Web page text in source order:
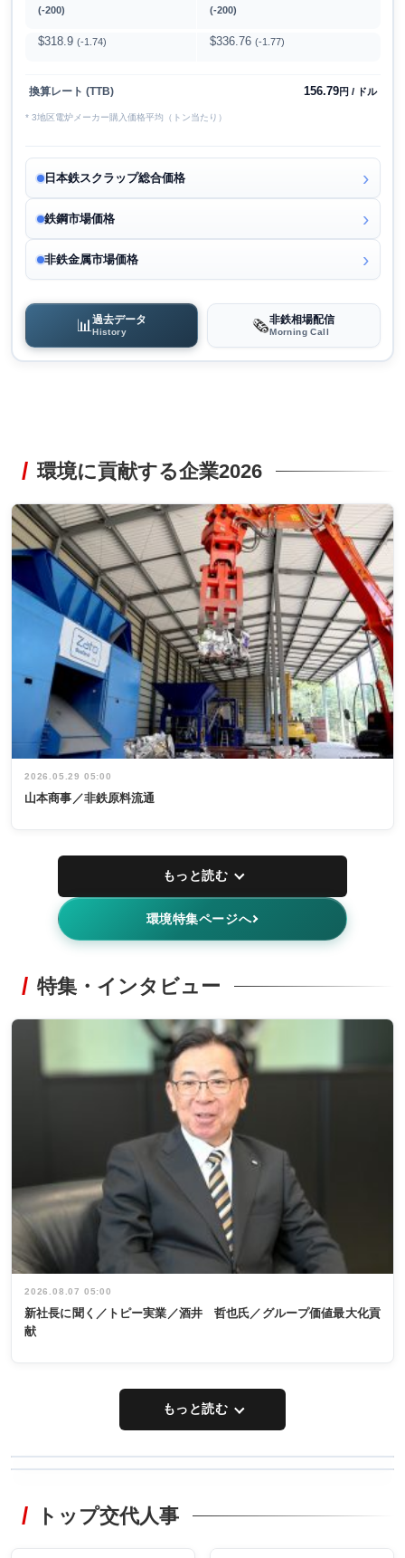
(-200) (-200)
$318.9 (-1.74) $336.76 (-1.77)
換算レート (TTB) 156.79円 / ドル
* 3地区電炉メーカー購入価格平均（トン当たり）
日本鉄スクラップ総合価格
鉄鋼市場価格
非鉄金属市場価格
📊過去データ
History 🗞️非鉄相場配信
Morning Call
環境に貢献する企業2026
2026.05.29 05:00
山本商事／非鉄原料流通
もっと読む
環境特集ページへ
特集・インタビュー
2026.08.07 05:00
新社長に聞く／トピー実業／酒井 哲也氏／グループ価値最大化貢
献
もっと読む
非鉄業界で
タックトレー
トップ交代人事